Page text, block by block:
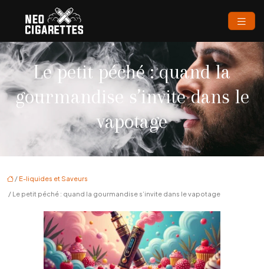
Le petit péché : quand la
gourmandise s’invite dans le
vapotage
/ E-liquides et Saveurs
/ Le petit péché : quand la gourmandise s’invite dans le vapotage